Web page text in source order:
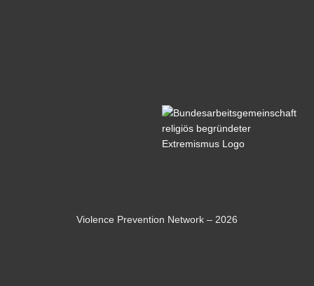
Violence Prevention Network – 2026